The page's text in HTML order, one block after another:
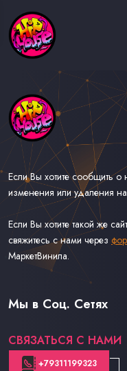
Если Вы хотите сообщить
изменения или удаления
Если Вы хотите такой же
свяжитесь с нами через
МаркетВинила.
Каталог Музыки на
Доставка и Оплата
Мы в Соц. Сетях
СВЯЗАТЬСЯ С НАМИ
+79311199323